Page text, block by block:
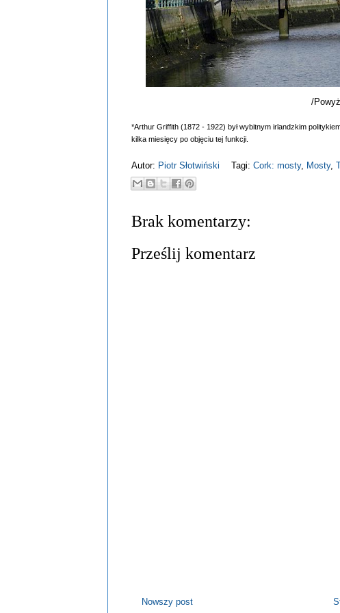
/
*Arthur Griffith (1872 - 1922) był wybitnym irlandzkim
kilka miesięcy po objęciu tej funkcji.
Autor: Piotr Słotwiński Tagi: Cork: mosty, Mosty,
Brak komentarzy:
Prześlij komentarz
Nowszy post